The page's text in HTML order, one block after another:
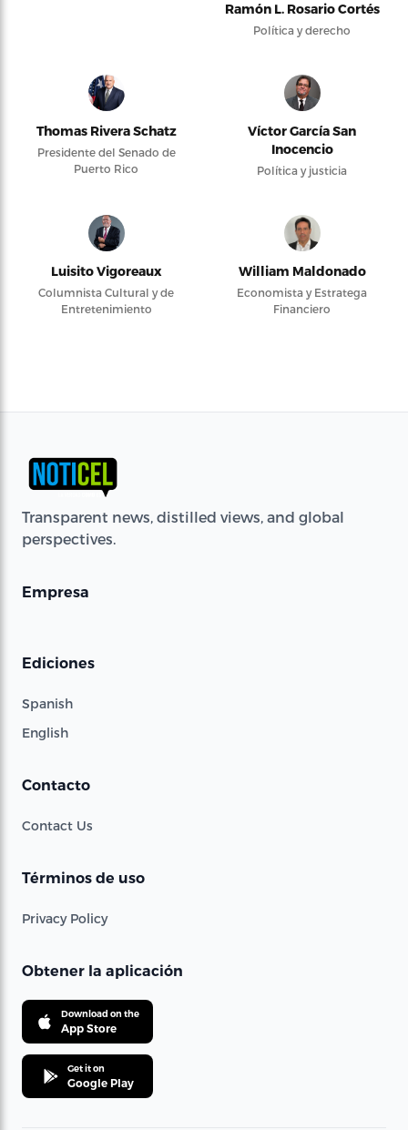
Ramón L. Rosario Cortés
Política y derecho
Thomas Rivera Schatz
Presidente del Senado de
Puerto Rico
Víctor García San
Inocencio
Política y justicia
Luisito Vigoreaux
Columnista Cultural y de
Entretenimiento
William Maldonado
Economista y Estratega
Financiero
Transparent news, distilled views, and global
perspectives.
Empresa
Ediciones
Spanish
English
Contacto
Contact Us
Términos de uso
Privacy Policy
Obtener la aplicación
Download on the
App Store
Get it on
Google Play